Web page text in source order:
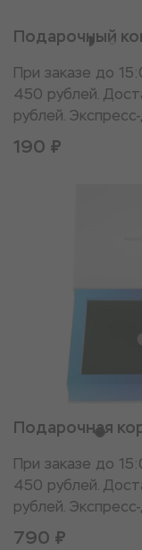
Подарочный
При заказе до
450 рублей.
рублей.
190 ₽
Подарочная
При заказе до
450 рублей.
рублей.
790 ₽